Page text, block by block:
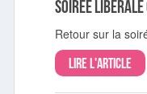
Soirée
Retour sur la
Lire l'article